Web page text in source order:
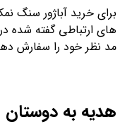
برای خرید آباژور سنگ
های ارتباطی گفته شده
مد نظر خود را سفارش
هدیه به دوستان